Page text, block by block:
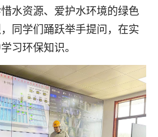
水资源、爱护水环境的绿色
同学们踊跃举手提问，在实
习环保知识。